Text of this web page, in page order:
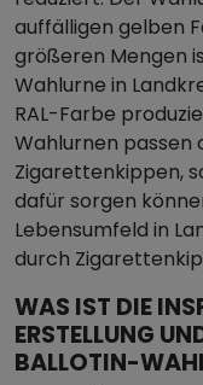
auffälligen gelben
größeren Mengen
Wahlurne in
RAL-Farbe
Wahlurnen passen
Zigarettenkippen,
dafür sorgen
Lebensumfeld in
durch
WAS IST DIE
ERSTELLUNG
BALLOTIN-